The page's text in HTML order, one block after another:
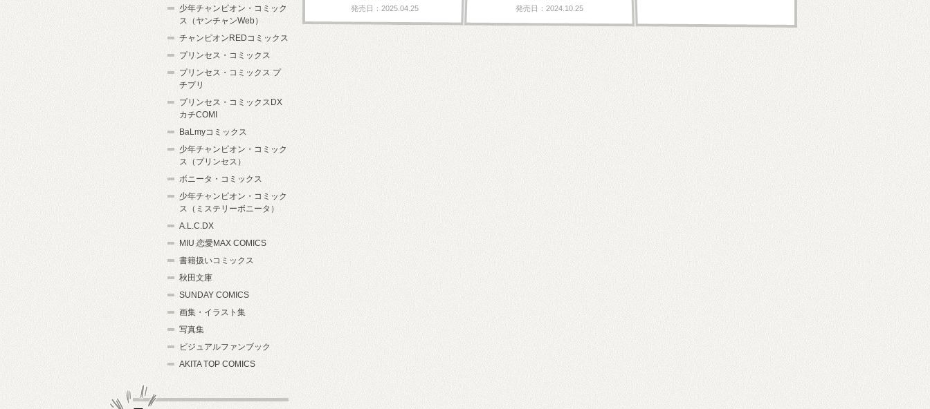
発売日：2025.04.25
発売日：2024.10.25
少年チャンピオン・コミック
ス（ヤンチャンWeb）
チャンピオンREDコミックス
プリンセス・コミックス
プリンセス・コミックス プ
チプリ
プリンセス・コミックスDX
カチCOMI
BaLmyコミックス
少年チャンピオン・コミック
ス（プリンセス）
ボニータ・コミックス
少年チャンピオン・コミック
ス（ミステリーボニータ）
A.L.C.DX
MIU 恋愛MAX COMICS
書籍扱いコミックス
秋田文庫
SUNDAY COMICS
画集・イラスト集
写真集
ビジュアルファンブック
AKITA TOP COMICS